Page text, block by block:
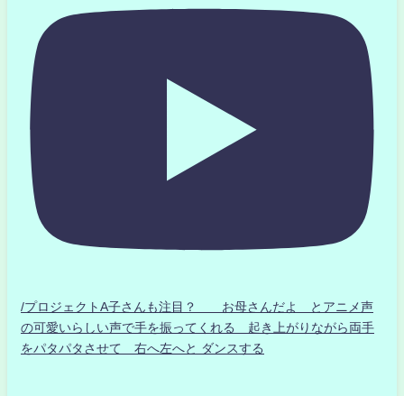
/プロジェクトA子さんも注目？ お母さんだよ とアニメ声
の可愛いらしい声で手を振ってくれる 起き上がりながら両手
をパタパタさせて 右へ左へと ダンスする